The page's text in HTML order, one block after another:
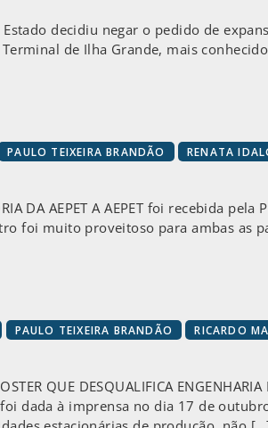
Estado decidiu negar o pedido de
de Ilha Grande, mais
PAULO TEIXEIRA BRANDÃO RENATA
DA AEPET A AEPET foi recebida
foi muito proveitoso para ambas as
PAULO TEIXEIRA BRANDÃO RICARDO
QUE DESQUALIFICA
dada à imprensa no dia 17 de